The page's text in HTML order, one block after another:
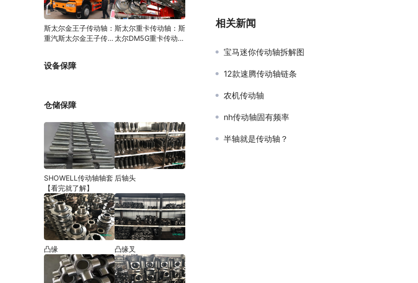
相关新闻
宝马迷你传动轴拆解图
12款速腾传动轴链条
农机传动轴
nh传动轴固有频率
半轴就是传动轴？
斯太尔金王子传动轴：
重汽斯太尔金王子传动
斯太尔重卡传动轴：斯
太尔DM5G重卡传动轴
设备保障
仓储保障
SHOWELL传动轴轴套
【看完就了解】
后轴头
凸缘 凸缘叉